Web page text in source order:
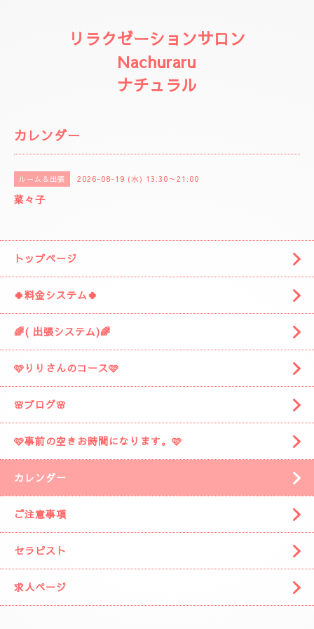
リラクゼーションサロン
Nachuraru
ナチュラル
カレンダー
ルーム＆出張 2026-08-19 (水) 13:30～21:00
菜々子
トップページ
🍀料金システム🍀
🌈( 出張システム)🌈
🩷りりさんのコース🩷
🌸ブログ🌸
🩷事前の空きお時間になります。🩷
カレンダー
ご注意事項
セラピスト
求人ページ